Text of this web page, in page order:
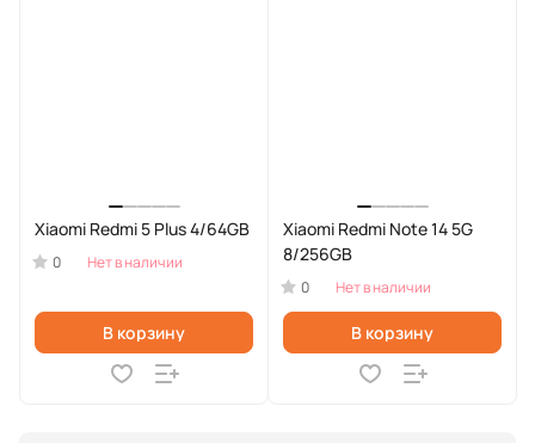
Xiaomi Redmi 5 Plus 4/64GB
0 Нет в наличии
В корзину
Xiaomi Redmi Note 14 5G
8/256GB
0 Нет в наличии
В корзину